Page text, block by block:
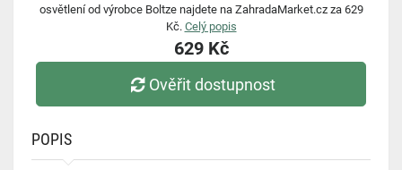
osvětlení od výrobce Boltze najdete na ZahradaMarket.cz za 629
Kč. Celý popis
629 Kč
Ověřit dostupnost
POPIS